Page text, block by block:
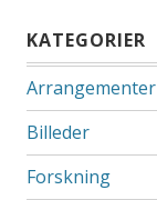
KATEGORIER
Arrangementer
Billeder
Forskning